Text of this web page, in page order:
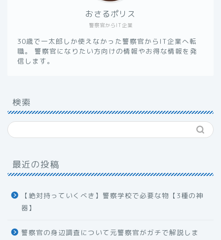
警察官からIT企業
おさるポリス
30歳で一太郎しか使えなかった警察官からIT企業へ転
職。 警察官になりたい方向けの情報やお得な情報を発
信します。
検索
最近の投稿
【絶対持っていくべき】警察学校で必要な物【3種の神
器】
警察官の身辺調査について元警察官がガチで解説しま